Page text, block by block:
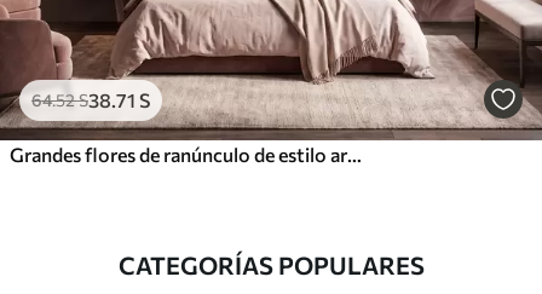
64.52S38 .71 S
CATEGORÍAS POPULARES